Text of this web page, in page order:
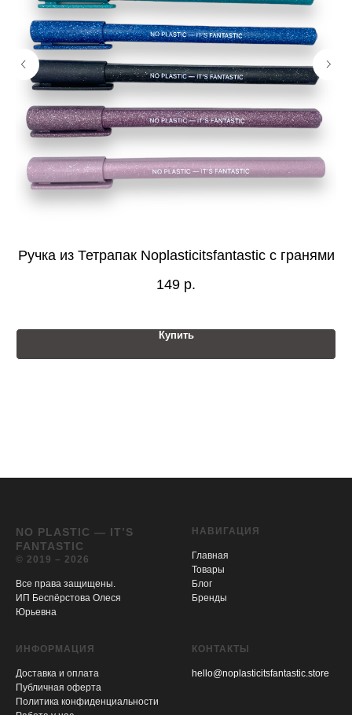
Ручка из Тетрапак Noplasticitsfantastic с гранями
149 р.
Купить
NO PLASTIC — IT’S
FANTASTIC
© 2019 – 2026
Все права защищены.
ИП Беспёрстова Олеся
Юрьевна
НАВИГАЦИЯ
Главная
Товары
Блог
Бренды
ИНФОРМАЦИЯ
Доставка и оплата
Публичная оферта
Политика конфиденциальности
КОНТАКТЫ
hello@noplasticitsfantastic.store